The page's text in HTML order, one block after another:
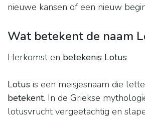
nieuwe kansen of een nieuw
Wat betekent de naam
Herkomst en betekenis Lotus
Lotus is een meisjesnaam die
betekent. In de Griekse
lotusvrucht vergeetachtig en